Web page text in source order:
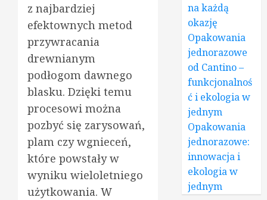
z najbardziej
efektownych metod
przywracania
drewnianym
podłogom dawnego
blasku. Dzięki temu
procesowi można
pozbyć się zarysowań,
plam czy wgnieceń,
które powstały w
wyniku wieloletniego
użytkowania. W
na każdą
okazję
Opakowania
jednorazowe
od Cantino –
funkcjonalnoś
ć i ekologia w
jednym
Opakowania
jednorazowe:
innowacja i
ekologia w
jednym